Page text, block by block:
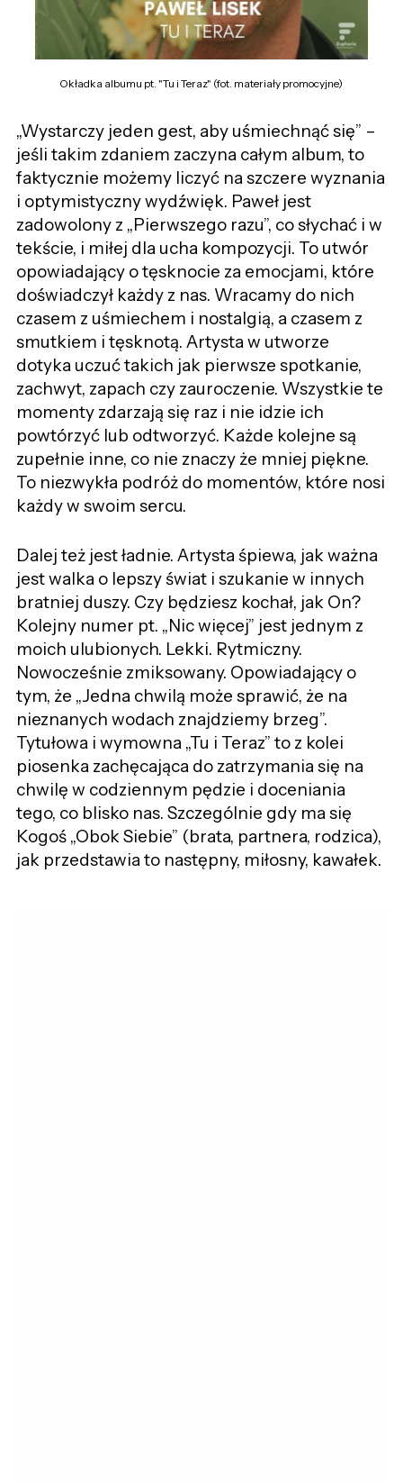
Okładka albumu pt. "Tu i Teraz" (fot. materiały promocyjne)
„Wystarczy jeden gest, aby uśmiechnąć się” –
jeśli takim zdaniem zaczyna całym album, to
faktycznie możemy liczyć na szczere wyznania
i optymistyczny wydźwięk. Paweł jest
zadowolony z „Pierwszego razu”, co słychać i w
tekście, i miłej dla ucha kompozycji. To utwór
opowiadający o tęsknocie za emocjami, które
doświadczył każdy z nas. Wracamy do nich
czasem z uśmiechem i nostalgią, a czasem z
smutkiem i tęsknotą. Artysta w utworze
dotyka uczuć takich jak pierwsze spotkanie,
zachwyt, zapach czy zauroczenie. Wszystkie te
momenty zdarzają się raz i nie idzie ich
powtórzyć lub odtworzyć. Każde kolejne są
zupełnie inne, co nie znaczy że mniej piękne.
To niezwykła podróż do momentów, które nosi
każdy w swoim sercu.
Dalej też jest ładnie. Artysta śpiewa, jak ważna
jest walka o lepszy świat i szukanie w innych
bratniej duszy. Czy będziesz kochał, jak On?
Kolejny numer pt. „Nic więcej” jest jednym z
moich ulubionych. Lekki. Rytmiczny.
Nowocześnie zmiksowany. Opowiadający o
tym, że ,,Jedna chwilą może sprawić, że na
nieznanych wodach znajdziemy brzeg”.
Tytułowa i wymowna „Tu i Teraz” to z kolei
piosenka zachęcająca do zatrzymania się na
chwilę w codziennym pędzie i doceniania
tego, co blisko nas. Szczególnie gdy ma się
Kogoś „Obok Siebie” (brata, partnera, rodzica),
jak przedstawia to następny, miłosny, kawałek.